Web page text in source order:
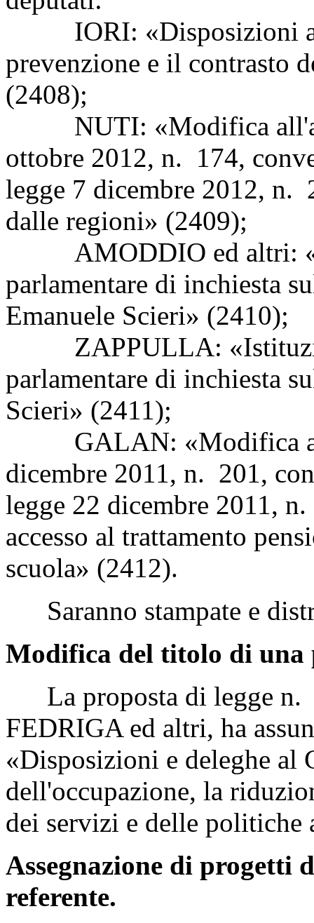
IORI: «Disposizioni a
prevenzione e il contrasto
(2408);
NUTI: «Modifica
ottobre 2012, n. 174,
legge 7 dicembre 2012,
dalle regioni» (2409);
AMODDIO ed altri:
parlamentare di inchiesta
Emanuele Scieri» (2410);
ZAPPULLA:
parlamentare di inchiesta
Scieri» (2411);
GALAN: «Modifica
dicembre 2011, n. 201,
legge 22 dicembre 2011,
accesso al trattamento
scuola» (2412).
Saranno stampate e
Modifica del titolo di una
La proposta di legge n.
FEDRIGA ed altri, ha
«Disposizioni e deleghe al
dell'occupazione, la
dei servizi e delle
Assegnazione di progetti
referente.